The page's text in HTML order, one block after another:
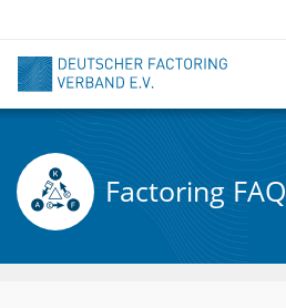
Inhalt
Factoring FAQ